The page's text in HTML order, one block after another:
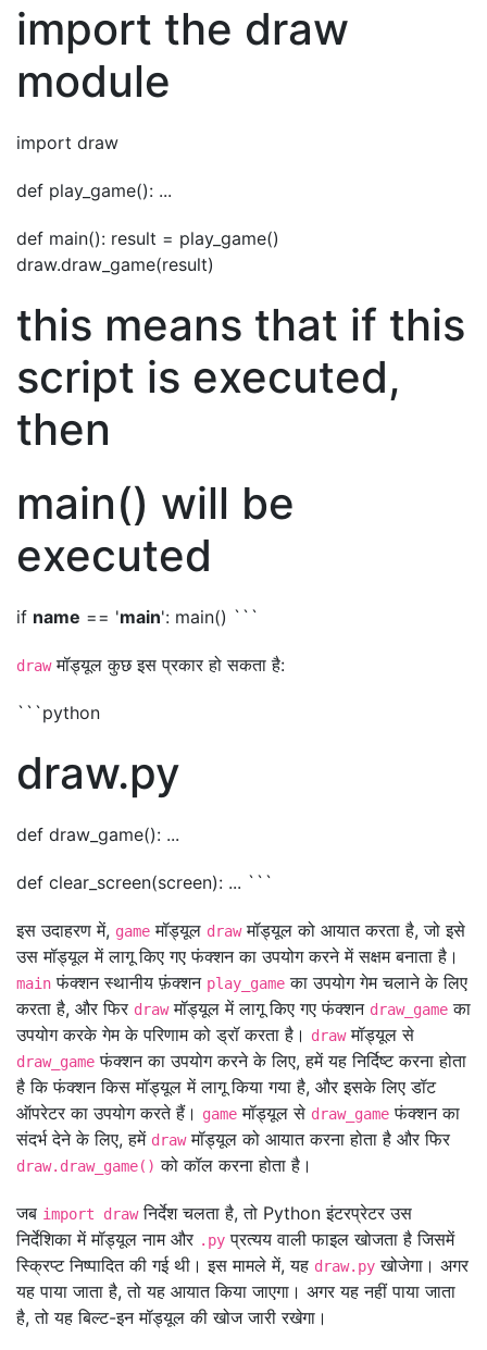
import the draw
module
import draw
def play_game(): ...
def main(): result = play_game()
draw.draw_game(result)
this means that if this
script is executed,
then
main() will be
executed
if name == 'main': main() ```
drawमॉड्यूल कुछ इस प्रकार हो सकता है:
```python
draw.py
def draw_game(): ...
def clear_screen(screen): ... ```
इस उदाहरण में, game मॉड्यूल drawमॉड्यूल को आयात करता है, जो इसे
उस मॉड्यूल में लागू किए गए फंक्शन का उपयोग करने में सक्षम बनाता है।
main फंक्शन स्थानीय फ़ंक्शन play_game का उपयोग गेम चलाने के लिए
करता है, और फिर drawमॉड्यूल में लागू किए गए फंक्शन draw_game का
उपयोग करके गेम के परिणाम को ड्रॉ करता है।
drawमॉड्यूल से
draw_game फंक्शन का उपयोग करने के लिए, हमें यह निर्दिष्ट करना होता
है कि फंक्शन किस मॉड्यूल में लागू किया गया है, और इसके लिए डॉट
ऑपरेटर का उपयोग करते हैं।
game मॉड्यूल से draw_game फंक्शन का
संदर्भ देने के लिए, हमें drawमॉड्यूल को आयात करना होता है और फिर
draw.draw_game() को कॉल करना होता है।
जब import drawनिर्देश चलता है, तो Python इंटरप्रेटर उस
निर्देशिका में मॉड्यूल नाम और .py प्रत्यय वाली फाइल खोजता है जिसमें
स्क्रिप्ट निष्पादित की गई थी। इस मामले में, यह draw.py खोजेगा। अगर
यह पाया जाता है, तो यह आयात किया जाएगा। अगर यह नहीं पाया जाता
है, तो यह बिल्ट-इन मॉड्यूल की खोज जारी रखेगा।